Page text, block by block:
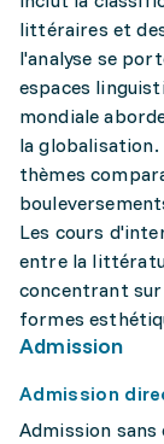
littéraires et
l'analyse se
espaces
mondiale
la
thèmes
Les cours
entre la
concentrant
formes
Admission
Admission
Admission